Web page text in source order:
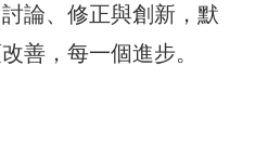
論、修正與創新，默
善，每一個進步。